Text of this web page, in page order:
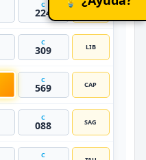
C
224 TAU
C
309 LIB
C
569 CAP
C
088 SAG
C